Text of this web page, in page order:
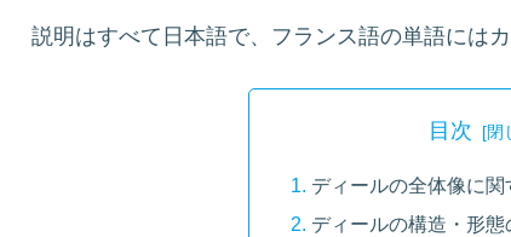
説明はすべて日本語で、フランス語の単語には
目次
ディールの全体像に関
ディールの構造・形態